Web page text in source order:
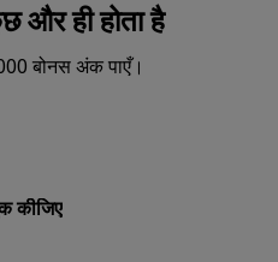
और ही होता है
बोनस अंक पाएँ।
कीजिए